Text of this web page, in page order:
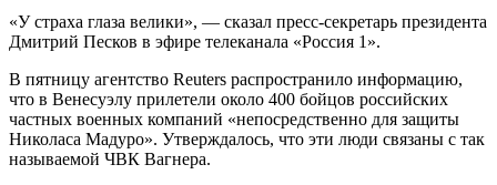
«У страха глаза велики», — сказал пресс-секретарь президента
Дмитрий Песков в эфире телеканала «Россия 1».
В пятницу агентство Reuters распространило информацию,
что в Венесуэлу прилетели около 400 бойцов российских
частных военных компаний «непосредственно для защиты
Николаса Мадуро». Утверждалось, что эти люди связаны с так
называемой ЧВК Вагнера.